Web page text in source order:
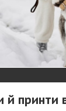
й принти